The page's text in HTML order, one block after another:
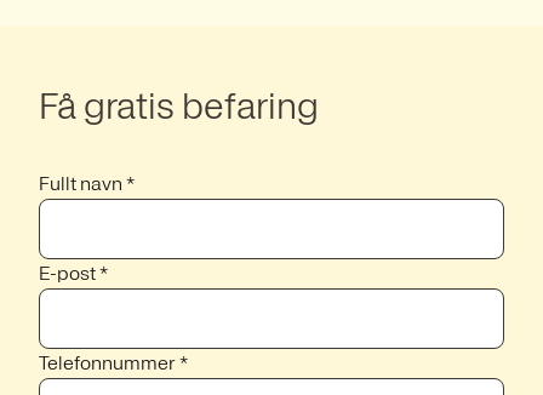
Få gratis befaring
Fullt navn *
E-post *
Telefonnummer *